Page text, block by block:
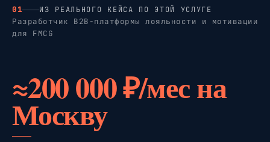
01 ИЗ РЕАЛЬНОГО КЕЙСА ПО ЭТОЙ УСЛУГЕ
Разработчик B2B-платформы лояльности и мотивации
для FMCG
≈200 000 ₽/мес на
Москву